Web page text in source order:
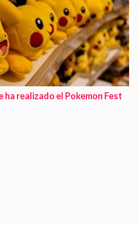
ha realizado el Pokemon Fest